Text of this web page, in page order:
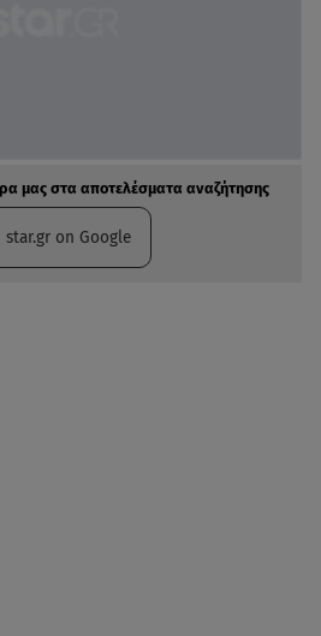
μας στα αποτελέσματα αναζήτησης
star.gr on Google